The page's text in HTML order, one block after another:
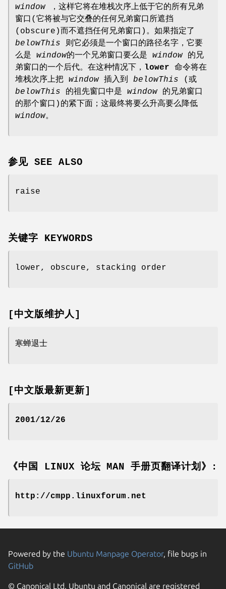
window ，这样它将在堆栈次序上低于它的所有兄弟
窗口(它将被与它交叠的任何兄弟窗口所遮挡
(obscure)而不遮挡任何兄弟窗口)。如果指定了
belowThis 则它必须是一个窗口的路径名字，它要
么是 window的一个兄弟窗口要么是 window 的兄
弟窗口的一个后代。在这种情况下， lower 命令将在
堆栈次序上把 window 插入到 belowThis (或
belowThis 的祖先窗口中是 window 的兄弟窗口
的那个窗口)的紧下面；这最终将要么升高要么降低
window。
参见 SEE ALSO
raise
关键字 KEYWORDS
lower, obscure, stacking order
[中文版维护人]
寒蝉退士
[中文版最新更新]
2001/12/26
《中国 LINUX 论坛 MAN 手册页翻译计划》:
http://cmpp.linuxforum.net
Powered by the Ubuntu Manpage Operator, file bugs in
GitHub
© Canonical Ltd. Ubuntu and Canonical are registered